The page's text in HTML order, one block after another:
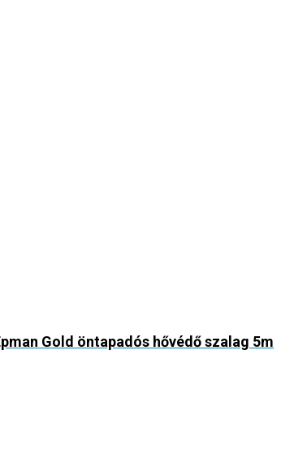
Gold öntapadós hővédő szalag 5m